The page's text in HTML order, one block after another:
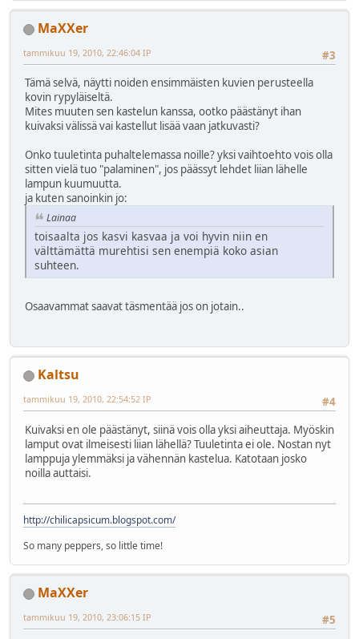
MaXXer
#3
tammikuu 19, 2010, 22:46:04 IP
Tämä selvä, näytti noiden ensimmäisten kuvien perusteella
kovin rypyläiseltä.
Mites muuten sen kastelun kanssa, ootko päästänyt ihan
kuivaksi välissä vai kastellut lisää vaan jatkuvasti?
Onko tuuletinta puhaltelemassa noille? yksi vaihtoehto vois olla
sitten vielä tuo "palaminen", jos päässyt lehdet liian lähelle
lampun kuumuutta.
ja kuten sanoinkin jo:
Lainaa
toisaalta jos kasvi kasvaa ja voi hyvin niin en
välttämättä murehtisi sen enempiä koko asian
suhteen.
Osaavammat saavat täsmentää jos on jotain..
Kaltsu
#4
tammikuu 19, 2010, 22:54:52 IP
Kuivaksi en ole päästänyt, siinä vois olla yksi aiheuttaja. Myöskin
lamput ovat ilmeisesti liian lähellä? Tuuletinta ei ole. Nostan nyt
lamppuja ylemmäksi ja vähennän kastelua. Katotaan josko
noilla auttaisi.
http://chilicapsicum.blogspot.com/
So many peppers, so little time!
MaXXer
#5
tammikuu 19, 2010, 23:06:15 IP